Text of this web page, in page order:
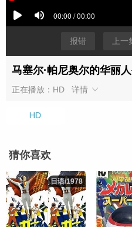
报错 上一
马塞尔·帕尼奥尔的华丽
正在播放：HD 详情
HD
猜你喜欢
日语/1978
日语/1978